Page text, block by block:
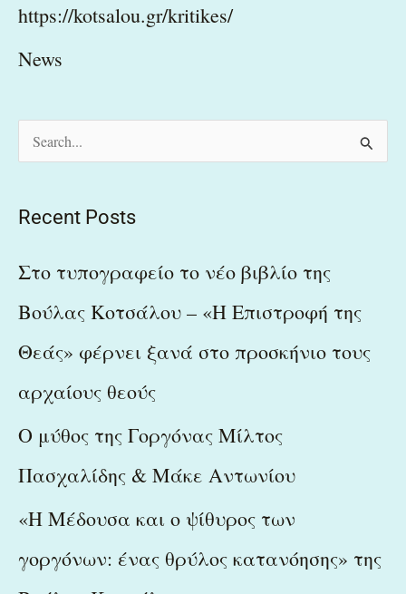
https://kotsalou.gr/kritikes/
News
c
f
o
Recent Posts
Στο τυπογραφείο το νέο βιβλίο της
Βούλας Κοτσάλου – «Η Επιστροφή της
Θεάς» φέρνει ξανά στο προσκήνιο τους
αρχαίους θεούς
Ο μύθος της Γοργόνας Μίλτος
Πασχαλίδης & Μάκε Αντωνίου
«Η Μέδουσα και ο ψίθυρος των
γοργόνων: ένας θρύλος κατανόησης» της